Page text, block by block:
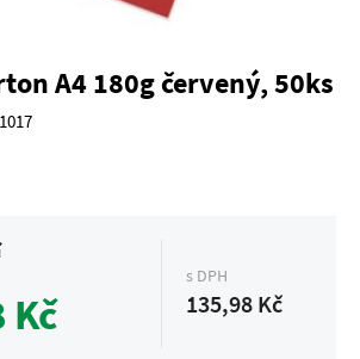
A4 180g červený, 50ks
Kč
s DPH
135,98 Kč